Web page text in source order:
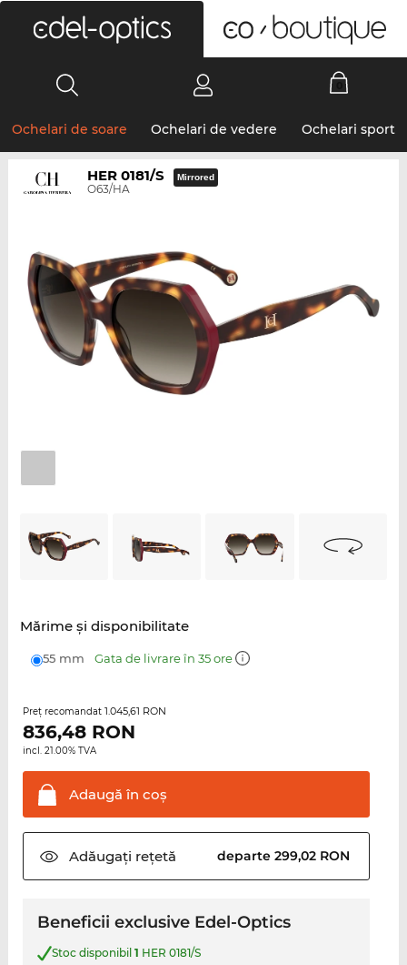
Ochelari de soare Ochelari de vedere Ochelari sport
HER 0181/S
O63/HA
Mirrored
Mărime şi disponibilitate
55 mm Gata de livrare în 35 ore
Preţ recomandat 1.045,61 RON
836,48RON
incl. 21.00% TVA
Adaugă în coş
Adăugați rețetă departe 299,02 RON
Beneficii exclusive Edel-Optics
Stoc disponibil 1 HER 0181/S